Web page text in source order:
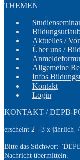
THEMEN
Aktuelles /
Über uns /
Allgemeine
Infos
Kontakt
Login
KONTAKT / DEPB-
erscheint 2 - 3 x jährlich /
Bitte das Stichwort
Nachricht übermitteln.